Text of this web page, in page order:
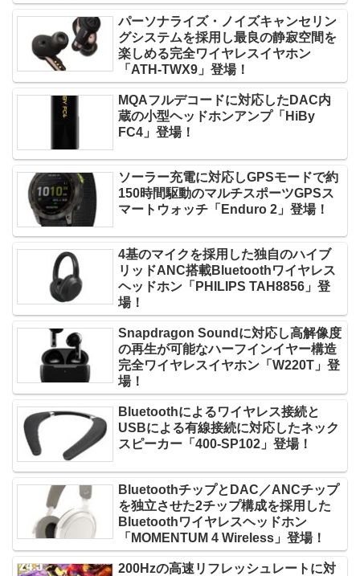
パーソナライズ・ノイズキャンセリン
グシステムを採用し最良の静寂空間を
楽しめる完全ワイヤレスイヤホン
「ATH-TWX9」登場！
MQAフルデコードに対応したDAC内
蔵の小型ヘッドホンアンプ「HiBy
FC4」登場！
ソーラー充電に対応しGPSモードで約
150時間駆動のマルチスポーツGPSス
マートウォッチ「Enduro 2」登場！
4基のマイクを採用した独自のハイブ
リッドANC搭載Bluetoothワイヤレス
ヘッドホン「PHILIPS TAH8856」登
場！
Snapdragon Soundに対応し高解像度
の再生が可能なハーフインイヤー構造
完全ワイヤレスイヤホン「W220T」登
場！
Bluetoothによるワイヤレス接続と
USBによる有線接続に対応したネック
スピーカー「400-SP102」登場！
BluetoothチップとDAC／ANCチップ
を独立させた2チップ構成を採用した
Bluetoothワイヤレスヘッドホン
「MOMENTUM 4 Wireless」登場！
200Hzの高速リフレッシュレートに対